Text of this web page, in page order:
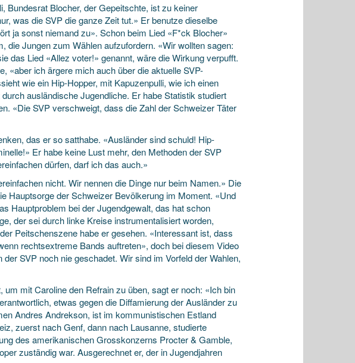
Bundesrat Blocher, der Gepeitschte, ist zu keiner
was die SVP die ganze Zeit tut.» Er benutze dieselbe
ja sonst niemand zu». Schon beim Lied «F*ck Blocher»
die Jungen zum Wählen aufzufordern. «Wir wollten sagen:
das Lied «Allez voter!» genannt, wäre die Wirkung verpufft.
«aber ich ärgere mich auch über die aktuelle SVP-
wie ein Hip-Hopper, mit Kapuzenpulli, wie ich einen
ausländische Jugendliche. Er habe Statistik studiert
«Die SVP verschweigt, dass die Zahl der Schweizer Täter
das er so satthabe. «Ausländer sind schuld! Hip-
Er habe keine Lust mehr, den Methoden der SVP
dürfen, darf ich das auch.»
nicht. Wir nennen die Dinge nur beim Namen.» Die
Hauptsorge der Schweizer Bevölkerung im Moment. «Und
Hauptproblem bei der Jugendgewalt, das hat schon
der sei durch linke Kreise instrumentalisiert worden,
Peitschenszene habe er gesehen. «Interessant ist, dass
rechtsextreme Bands auftreten», doch bei diesem Video
SVP noch nie geschadet. Wir sind im Vorfeld der Wahlen,
mit Caroline den Refrain zu üben, sagt er noch: «Ich bin
etwas gegen die Diffamierung der Ausländer zu
Andres Andrekson, ist im kommunistischen Estland
zuerst nach Genf, dann nach Lausanne, studierte
des amerikanischen Grosskonzerns Procter & Gamble,
zuständig war. Ausgerechnet er, der in Jugendjahren